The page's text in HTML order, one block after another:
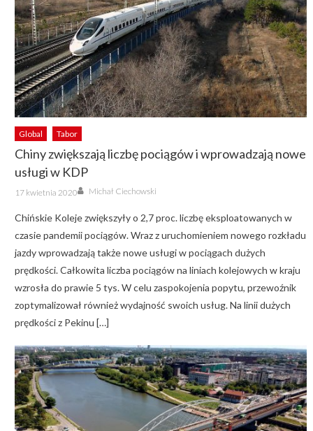
Global Tabor
Chiny zwiększają liczbę pociągów i wprowadzają nowe
usługi w KDP
Posted
on
17 kwietnia 2020 Author
Michał Ciechowski
Chińskie Koleje zwiększyły o 2,7 proc. liczbę eksploatowanych w
czasie pandemii pociągów. Wraz z uruchomieniem nowego rozkładu
jazdy wprowadzają także nowe usługi w pociągach dużych
prędkości. Całkowita liczba pociągów na liniach kolejowych w kraju
wzrosła do prawie 5 tys. W celu zaspokojenia popytu, przewoźnik
zoptymalizował również wydajność swoich usług. Na linii dużych
prędkości z Pekinu […]